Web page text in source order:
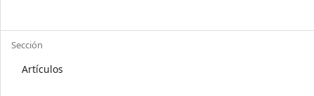
Sección
Artículos